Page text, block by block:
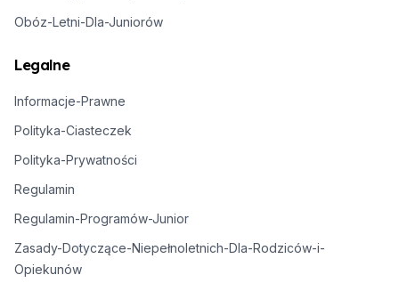
Obóz-Letni-Dla-Juniorów
Legalne
Informacje-Prawne
Polityka-Ciasteczek
Polityka-Prywatności
Regulamin
Regulamin-Programów-Junior
Zasady-Dotyczące-Niepełnoletnich-Dla-Rodziców-i-
Opiekunów